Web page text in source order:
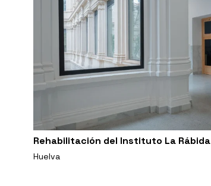
Rehabilitación del Instituto La Rábida
Huelva